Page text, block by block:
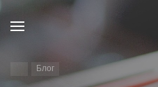
Блог